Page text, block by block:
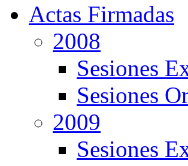
Actas Firmadas
2008
Sesiones
Sesiones
2009
Sesiones